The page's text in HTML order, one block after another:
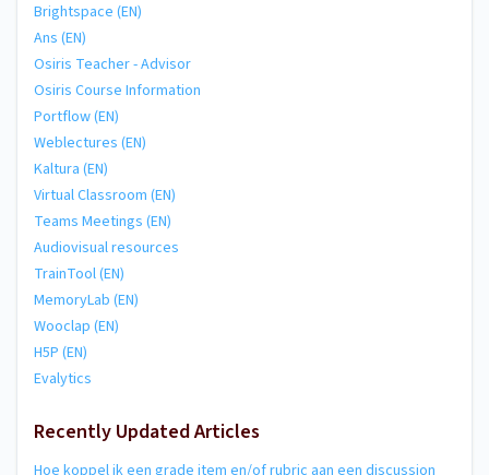
Brightspace (EN)
Ans (EN)
Osiris Teacher - Advisor
Osiris Course Information
Portflow (EN)
Weblectures (EN)
Kaltura (EN)
Virtual Classroom (EN)
Teams Meetings (EN)
Audiovisual resources
TrainTool (EN)
MemoryLab (EN)
Wooclap (EN)
H5P (EN)
Evalytics
Recently Updated Articles
Hoe koppel ik een grade item en/of rubric aan een discussion